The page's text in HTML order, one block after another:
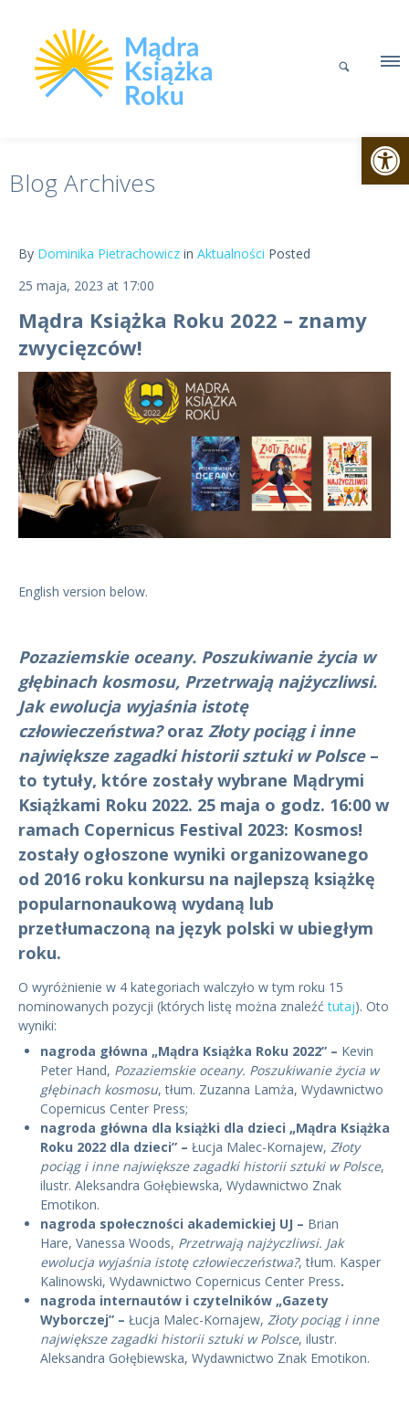
Otwórz
Blog Archives
By Dominika Pietrachowicz in Aktualności Posted
25 maja, 2023 at 17:00
Mądra Książka Roku 2022 – znamy
zwycięzców!
English version below.
Pozaziemskie oceany. Poszukiwanie życia w
głębinach kosmosu, Przetrwają najżyczliwsi.
Jak ewolucja wyjaśnia istotę
człowieczeństwa?oraz Złoty pociąg i inne
największe zagadki historii sztuki w Polsce –
to tytuły, które zostały wybrane Mądrymi
Książkami Roku 2022. 25 maja o godz. 16:00 w
ramach Copernicus Festival 2023: Kosmos!
zostały ogłoszone wyniki organizowanego
od 2016 roku konkursu na najlepszą książkę
popularnonaukową wydaną lub
przetłumaczoną na język polski w ubiegłym
roku.
O wyróżnienie w 4 kategoriach walczyło w tym roku 15
nominowanych pozycji (których listę można znaleźćtutaj). Oto
wyniki:
nagroda główna „Mądra Książka Roku 2022” – Kevin
Peter Hand, Pozaziemskie oceany. Poszukiwanie życia w
głębinach kosmosu, tłum. Zuzanna Lamża, Wydawnictwo
Copernicus Center Press;
nagroda główna dla książki dla dzieci „Mądra Książka
Roku 2022 dla dzieci” – Łucja Malec-Kornajew, Złoty
pociąg i inne największe zagadki historii sztuki w Polsce,
ilustr. Aleksandra Gołębiewska, Wydawnictwo Znak
Emotikon.
nagroda społeczności akademickiej UJ – Brian
Hare, Vanessa Woods, Przetrwają najżyczliwsi. Jak
ewolucja wyjaśnia istotę człowieczeństwa?, tłum. Kasper
Kalinowski, Wydawnictwo Copernicus Center Press.
nagroda internautów i czytelników „Gazety
Wyborczej” – Łucja Malec-Kornajew, Złoty pociąg i inne
największe zagadki historii sztuki w Polsce, ilustr.
Aleksandra Gołębiewska, Wydawnictwo Znak Emotikon.